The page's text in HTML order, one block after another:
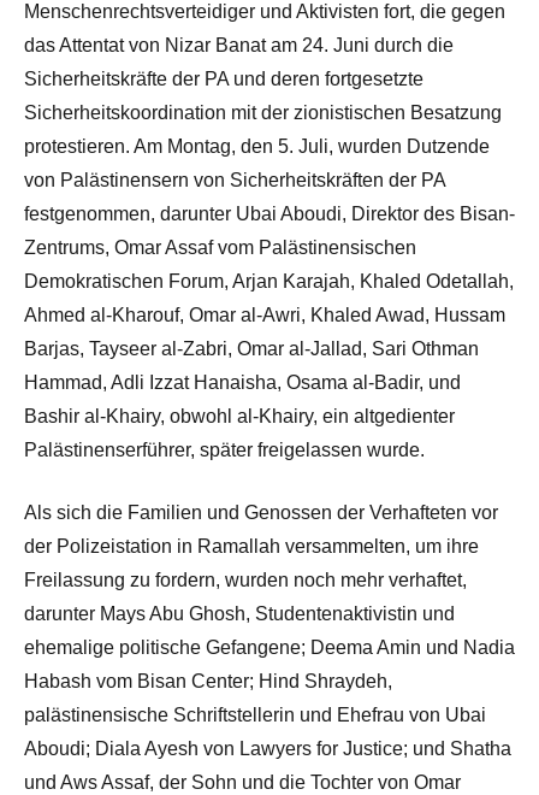
Menschenrechtsverteidiger und Aktivisten fort, die gegen
das Attentat von Nizar Banat am 24. Juni durch die
Sicherheitskräfte der PA und deren fortgesetzte
Sicherheitskoordination mit der zionistischen Besatzung
protestieren. Am Montag, den 5. Juli, wurden Dutzende
von Palästinensern von Sicherheitskräften der PA
festgenommen, darunter Ubai Aboudi, Direktor des Bisan-
Zentrums, Omar Assaf vom Palästinensischen
Demokratischen Forum, Arjan Karajah, Khaled Odetallah,
Ahmed al-Kharouf, Omar al-Awri, Khaled Awad, Hussam
Barjas, Tayseer al-Zabri, Omar al-Jallad, Sari Othman
Hammad, Adli Izzat Hanaisha, Osama al-Badir, und
Bashir al-Khairy, obwohl al-Khairy, ein altgedienter
Palästinenserführer, später freigelassen wurde.
Als sich die Familien und Genossen der Verhafteten vor
der Polizeistation in Ramallah versammelten, um ihre
Freilassung zu fordern, wurden noch mehr verhaftet,
darunter Mays Abu Ghosh, Studentenaktivistin und
ehemalige politische Gefangene; Deema Amin und Nadia
Habash vom Bisan Center; Hind Shraydeh,
palästinensische Schriftstellerin und Ehefrau von Ubai
Aboudi; Diala Ayesh von Lawyers for Justice; und Shatha
und Aws Assaf, der Sohn und die Tochter von Omar